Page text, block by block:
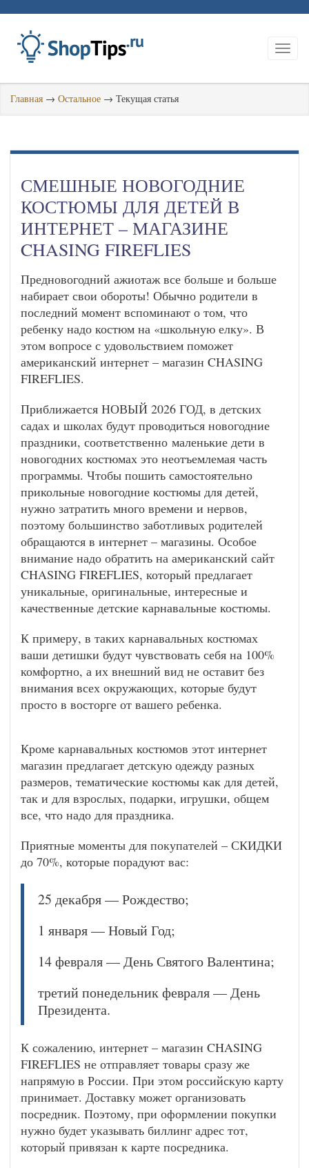
Главная → Остальное → Текущая статья
СМЕШНЫЕ НОВОГОДНИЕ
КОСТЮМЫ ДЛЯ ДЕТЕЙ В
ИНТЕРНЕТ – МАГАЗИНЕ
CHASING FIREFLIES
Предновогодний ажиотаж все больше и больше
набирает свои обороты! Обычно родители в
последний момент вспоминают о том, что
ребенку надо костюм на «школьную елку». В
этом вопросе с удовольствием поможет
американский интернет – магазин CHASING
FIREFLIES.
Приближается НОВЫЙ 2026 ГОД, в детских
садах и школах будут проводиться новогодние
праздники, соответственно маленькие дети в
новогодних костюмах это неотъемлемая часть
программы. Чтобы пошить самостоятельно
прикольные новогодние костюмы для детей,
нужно затратить много времени и нервов,
поэтому большинство заботливых родителей
обращаются в интернет – магазины. Особое
внимание надо обратить на американский сайт
CHASING FIREFLIES, который предлагает
уникальные, оригинальные, интересные и
качественные детские карнавальные костюмы.
К примеру, в таких карнавальных костюмах
ваши детишки будут чувствовать себя на 100%
комфортно, а их внешний вид не оставит без
внимания всех окружающих, которые будут
просто в восторге от вашего ребенка.
Кроме карнавальных костюмов этот интернет
магазин предлагает детскую одежду разных
размеров, тематические костюмы как для детей,
так и для взрослых, подарки, игрушки, общем
все, что надо для праздника.
Приятные моменты для покупателей – СКИДКИ
до 70%, которые порадуют вас:
25 декабря — Рождество;
1 января — Новый Год;
14 февраля — День Святого Валентина;
третий понедельник февраля — День
Президента.
К сожалению, интернет – магазин CHASING
FIREFLIES не отправляет товары сразу же
напрямую в России. При этом российскую карту
принимает. Доставку может организовать
посредник. Поэтому, при оформлении покупки
нужно будет указывать биллинг адрес тот,
который привязан к карте посредника.